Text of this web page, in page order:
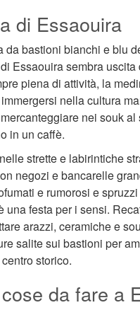
di Essaouira
da bastioni bianchi e blu
Essaouira sembra uscita
piena di attività, la
nella cultura
nei souk al
in un caffè.
strette e labirintiche
negozi e bancarelle
e rumorosi e
una festa per i sensi.
arazzi, ceramiche e
salite sui bastioni per
storico.
da fare a